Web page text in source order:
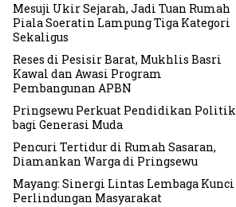
Mesuji Ukir Sejarah, Jadi Tuan Rumah
Piala Soeratin Lampung Tiga Kategori
Sekaligus
Reses di Pesisir Barat, Mukhlis Basri
Kawal dan Awasi Program
Pembangunan APBN
Pringsewu Perkuat Pendidikan Politik
bagi Generasi Muda
Pencuri Tertidur di Rumah Sasaran,
Diamankan Warga di Pringsewu
Mayang: Sinergi Lintas Lembaga Kunci
Perlindungan Masyarakat